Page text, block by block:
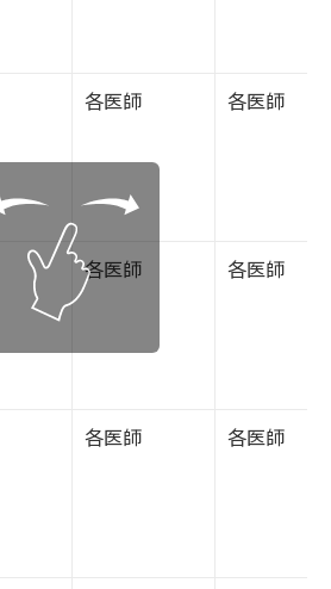
各医師 各医師
各医師 各医師
各医師 各医師